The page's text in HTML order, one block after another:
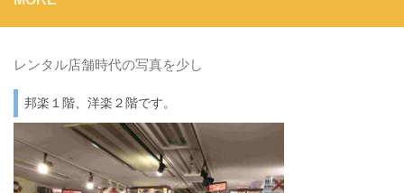
レンタル店舗時代の写真を少し
邦楽１階、洋楽２階です。